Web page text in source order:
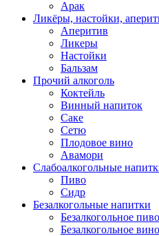
Арак
Ликёры, настойки,
Аперитив
Ликеры
Настойки
Бальзам
Прочий алкоголь
Коктейль
Винный напиток
Саке
Сетю
Плодовое вино
Авамори
Слабоалкогольные
Пиво
Сидр
Безалкогольные напитки
Безалкогольное пиво
Безалкогольное вино